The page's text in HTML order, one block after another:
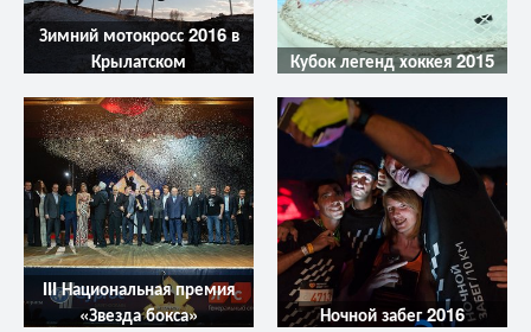
Зимний мотокросс 2016 в
Крылатском
Кубок легенд хоккея 2015
III Национальная премия
«Звезда бокса»
Ночной забег 2016